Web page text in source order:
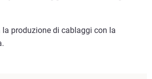
produzione di cablaggi con la